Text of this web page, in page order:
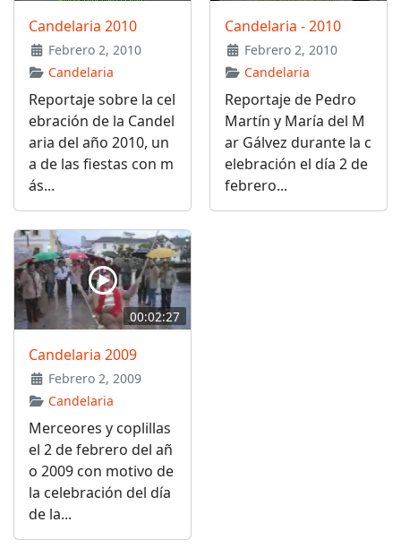
Candelaria 2010
Febrero 2, 2010
Candelaria
Reportaje sobre la cel
ebración de la Candel
aria del año 2010, un
a de las fiestas con m
ás...
Candelaria - 2010
Febrero 2, 2010
Candelaria
Reportaje de Pedro
Martín y María del M
ar Gálvez durante la c
elebración el día 2 de
febrero...
00:02:27
Candelaria 2009
Febrero 2, 2009
Candelaria
Merceores y coplillas
el 2 de febrero del añ
o 2009 con motivo de
la celebración del día
de la...